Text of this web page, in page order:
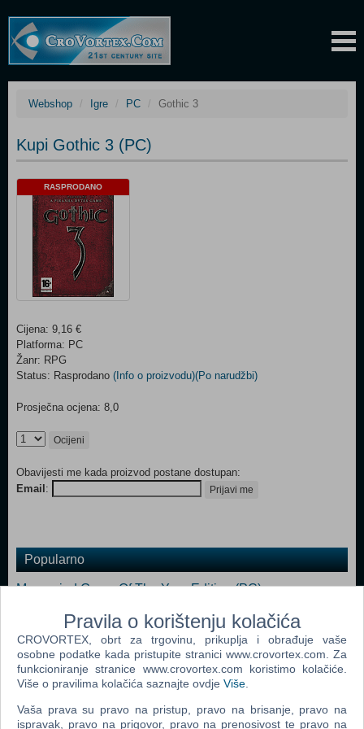
Webshop Igre PC Gothic 3
Kupi Gothic 3 (PC)
RASPRODANO
Cijena: 9,16 €
Platforma: PC
Žanr: RPG
Status: Rasprodano (Info o proizvodu)(Po narudžbi)
Prosječna ocjena: 8,0
Ocijeni
Obavijesti me kada proizvod postane dostupan:
Email : Prijavi me
Popularno
Morrowind Game Of The Year Edition (PC)
Titan Quest (PC)
The Elder Scrolls IV: Oblivion (PC)
Fallout 3 (PC)
Neverwinter Nights 2 (PC)
Fallout Collection (N) (PC)
Pravila o korištenju kolačića
CROVORTEX, obrt za trgovinu, prikuplja i obrađuje vaše
osobne podatke kada pristupite stranici www.crovortex.com. Za
funkcioniranje stranice www.crovortex.com koristimo kolačiće.
Više o pravilima kolačića saznajte ovdje Više
Vaša prava su pravo na pristup, pravo na brisanje, pravo na
ispravak, pravo na prigovor, pravo na prenosivost te pravo na